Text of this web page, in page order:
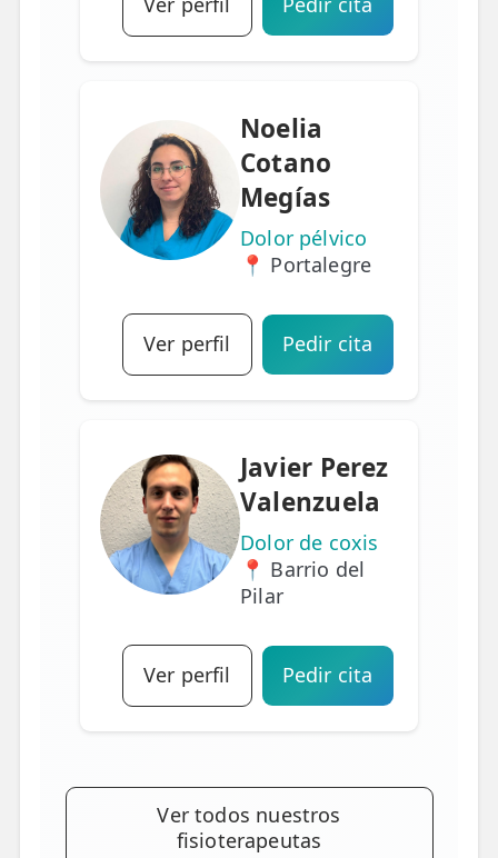
Noelia
Cotano
Megías
Dolor pélvico
📍 Portalegre
Ver perfil Pedir cita
Javier Perez
Valenzuela
Dolor de coxis
📍 Barrio del
Pilar
Ver perfil Pedir cita
Ver todos nuestros
fisioterapeutas